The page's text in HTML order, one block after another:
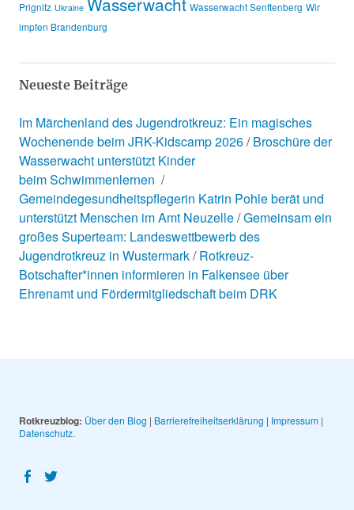
Prignitz Ukraine Wasserwacht Senftenberg Wir
impfen Brandenburg
Neueste Beiträge
Im Märchenland des Jugendrotkreuz: Ein magisches
Wochenende beim JRK-Kidscamp 2026 Broschüre der
Wasserwacht unterstützt Kinder
beim Schwimmenlernen
Gemeindegesundheitspflegerin Katrin Pohle berät und
unterstützt Menschen im Amt Neuzelle Gemeinsam ein
großes Superteam: Landeswettbewerb des
Jugendrotkreuz in Wustermark Rotkreuz-
Botschafter*innen informieren in Falkensee über
Ehrenamt und Fördermitgliedschaft beim DRK
Rotkreuzblog: Über den Blog | Barrierefreiheitserklärung | Impressum|
Datenschutz